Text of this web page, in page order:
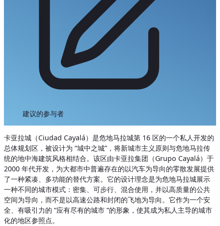
建议的参与者
卡亚拉城（Ciudad Cayalá）是危地马拉城第 16 区的一个私人开发的
总体规划区，被设计为 “城中之城”，将新城市主义原则与危地马拉传
统的地中海建筑风格相结合。该区由卡亚拉集团（Grupo Cayalá）于
2000 年代开发，为大都市中普遍存在的以汽车为导向的零散发展提供
了一种紧凑、多功能的替代方案。它的设计理念是为危地马拉城展示
一种不同的城市模式：密集、可步行、混合使用，并以高质量的公共
空间为导向，而不是以高速公路和封闭的飞地为导向。它作为一个安
全、有吸引力的 “应有尽有的城市 “的形象，使其成为私人主导的城市
化的地区参照点。